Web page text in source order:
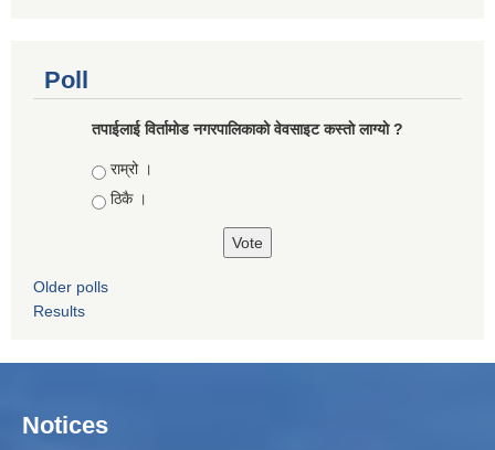
Poll
तपाईलाई विर्तामोड नगरपालिकाको वेवसाइट कस्ताे लाग्याे ?
Choices
राम्रो ।
ठिकै ।
Older polls
Results
Notices